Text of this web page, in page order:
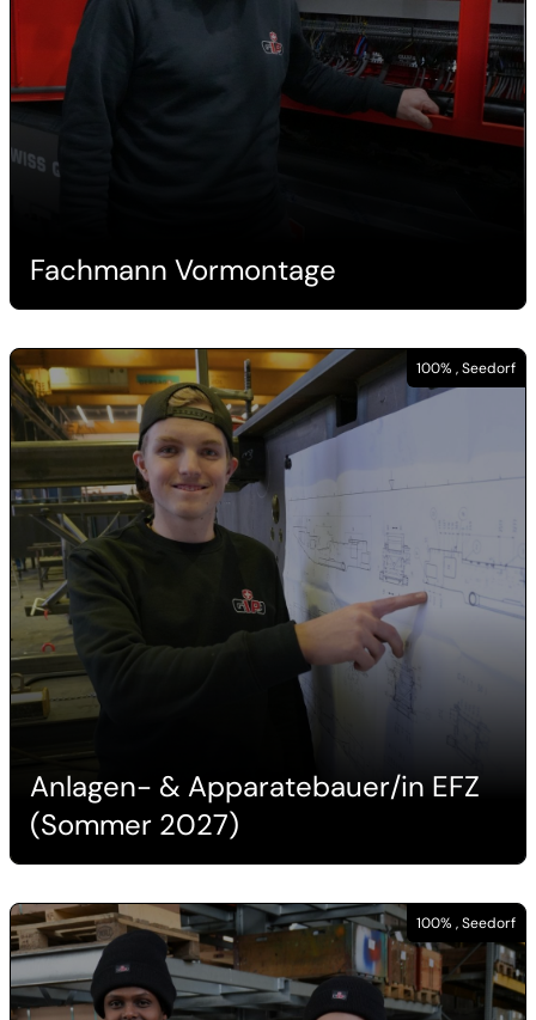
Fachmann Vormontage
100% , Seedorf
Anlagen- & Apparatebauer/in EFZ
(Sommer 2027)
100% , Seedorf